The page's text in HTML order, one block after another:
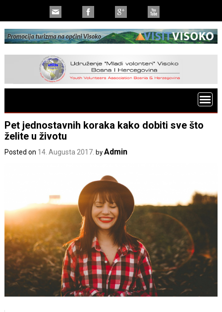
Pet jednostavnih koraka kako dobiti sve što
želite u životu
Posted on 14. Augusta 2017. byAdmin